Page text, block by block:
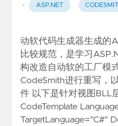
·
ASP.NET
动软代码生成器生成的
比较规范，是学习
构改造自动软的工厂模
CodeSmith进行重写，
件 以下是针对视图BLL
CodeTemplate
TargetLanguage="C#"